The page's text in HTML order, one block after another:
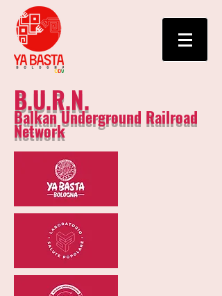
B.U.R.N.
Balkan Underground Railroad
Network